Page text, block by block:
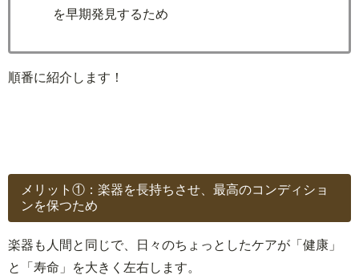
を早期発見するため
順番に紹介します！
メリット①：楽器を長持ちさせ、最高のコンディショ
ンを保つため
楽器も人間と同じで、日々のちょっとしたケアが「健康」
と「寿命」を大きく左右します。